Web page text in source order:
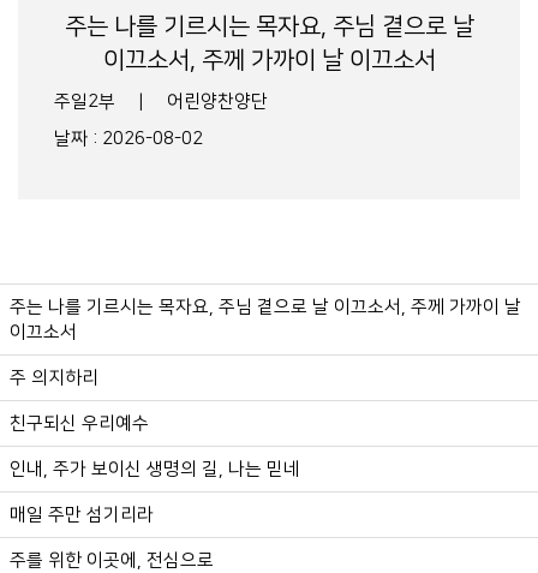
주는 나를 기르시는 목자요, 주님 곁으로 날
이끄소서, 주께 가까이 날 이끄소서
주일2부
어린양찬양단
날짜 : 2026-08-02
주는 나를 기르시는 목자요, 주님 곁으로 날 이끄소서, 주께 가까이 날
이끄소서
주 의지하리
친구되신 우리예수
인내, 주가 보이신 생명의 길, 나는 믿네
매일 주만 섬기리라
주를 위한 이곳에, 전심으로